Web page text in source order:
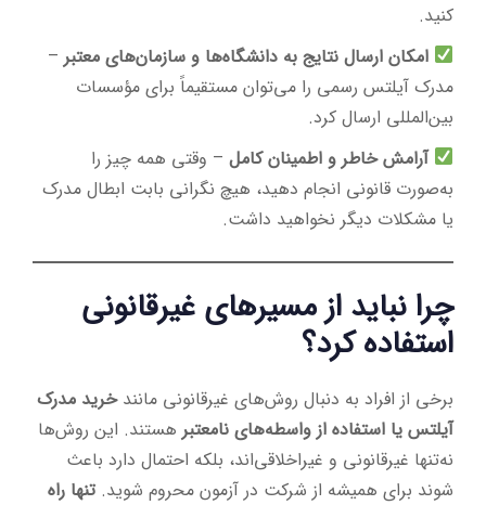
کنید.
امکان ارسال نتایج به دانشگاه‌ها و سازمان‌های معتبر –
مدرک آیلتس رسمی را می‌توان مستقیماً برای مؤسسات
بین‌المللی ارسال کرد.
آرامش خاطر و اطمینان کامل – وقتی همه چیز را
به‌صورت قانونی انجام دهید، هیچ نگرانی بابت ابطال مدرک
یا مشکلات دیگر نخواهید داشت.
چرا نباید از مسیرهای غیرقانونی
استفاده کرد؟
برخی از افراد به دنبال روش‌های غیرقانونی مانندخرید مدرک
آیلتس یا استفاده از واسطه‌های نامعتبر هستند. این روش‌ها
نه‌تنها غیرقانونی و غیراخلاقی‌اند، بلکه احتمال دارد باعث
شوند برای همیشه از شرکت در آزمون محروم شوید. تنها راه